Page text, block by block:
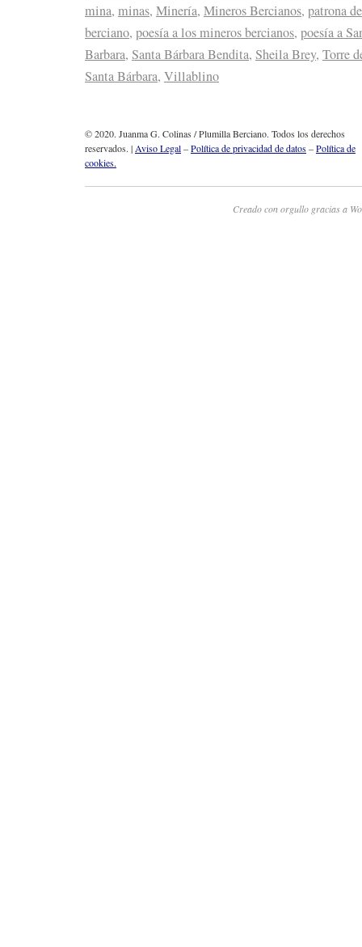
mina, minas, Minería, Mineros Bercianos, patrona
berciano, poesía a los mineros bercianos, poesía a
Barbara, Santa Bárbara Bendita, Sheila Brey, Torre
Santa Bárbara, Villablino
© 2020. Juanma G. Colinas / Plumilla Berciano. Todos los derechos
reservados. | Aviso Legal–Política de privacidad de datos–Política de
cookies.
Creado con orgullo gracias a